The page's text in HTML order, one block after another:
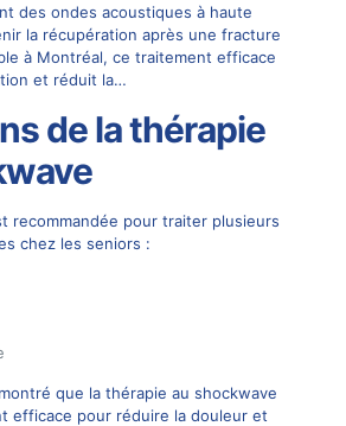
des ondes acoustiques à haute
la récupération après une fracture
à Montréal, ce traitement efficace
et réduit la…
de la thérapie
recommandée pour traiter plusieurs
chez les seniors :
que la thérapie au shockwave
efficace pour réduire la douleur et